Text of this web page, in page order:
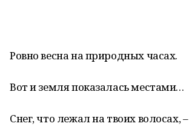
Ровно весна на природных часах.
Вот и земля показалась местами…
Снег, что лежал на твоих волосах, –